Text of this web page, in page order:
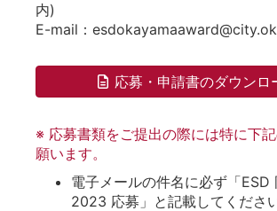
内)
E-mail：
応募・申請書のダウンロ
※ 応募書類をご提出の際には特に下
願います。
電子メールの件名に必ず「ESD
2023 応募」と記載してください